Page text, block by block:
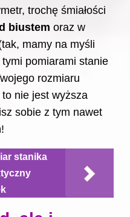
trochę śmiałości
biustem oraz w
mamy na myśli
pomiarami stanie
rozmiaru
nie jest wyższa
sobie z tym nawet
stanika